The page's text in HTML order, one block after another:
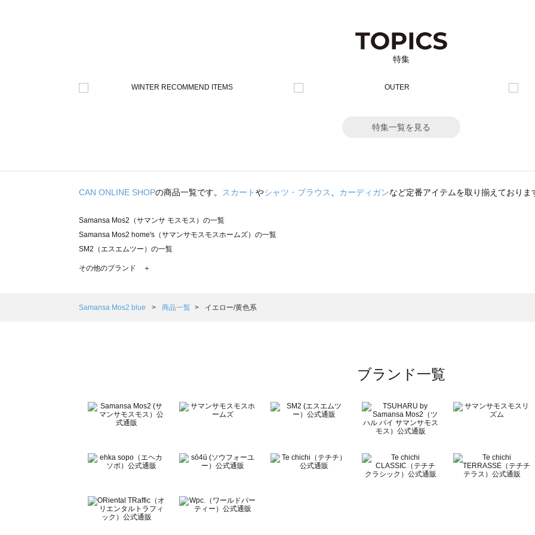
特集
特集一覧を見る
CAN ONLINE SHOPの商品一覧です。 スカートやシャツ・ブラウス、 カーディガンなど定番アイテムを取り揃えておりま
Samansa Mos2（サマンサ モスモス）の一覧
Samansa Mos2 home's（サマンサモスモスホームズ）の一覧
SM2（エスエムツー）の一覧
TSUHARU by Samansa Mos2（ツハルバイサマンサモスモス）の一覧
Samansa Mos2 Lagom（サマンサモスモス ラーゴム）の一覧
BETTY'S BLUE（べティーズブルー）の一覧
Wpc.（ワールドパーティー）の一覧
その他のブランド ＋
Samansa Mos2 blue 商品一覧 イエロー/黄色系
ブランド一覧